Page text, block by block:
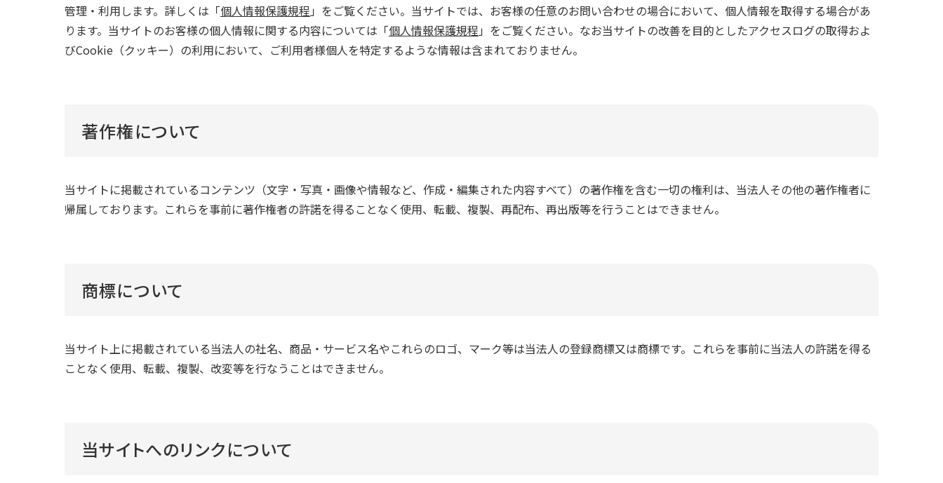
管理・利用します。詳しくは「個人情報保護規程 」をご覧ください。当サイトでは、お客様の任意のお問い合わせの場合において、個人情報を取得する場合があ
ります。当サイトのお客様の個人情報に関する内容については「個人情報保護規程 」をご覧ください。なお当サイトの改善を目的としたアクセスログの取得およ
びCookie（クッキー）の利用において、ご利用者様個人を特定するような情報は含まれておりません。
著作権について
当サイトに掲載されているコンテンツ（文字・写真・画像や情報など、作成・編集された内容すべて）の著作権を含む一切の権利は、当法人その他の著作権者に
帰属しております。これらを事前に著作権者の許諾を得ることなく使用、転載、複製、再配布、再出版等を行うことはできません。
商標について
当サイト上に掲載されている当法人の社名、商品・サービス名やこれらのロゴ、マーク等は当法人の登録商標又は商標です。これらを事前に当法人の許諾を得る
ことなく使用、転載、複製、改変等を行なうことはできません。
当サイトへのリンクについて